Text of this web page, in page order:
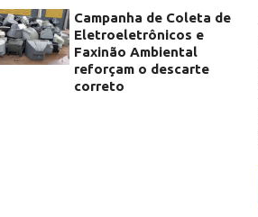
Campanha de Coleta de
Eletroeletrônicos e
Faxinão Ambiental
reforçam o descarte
correto